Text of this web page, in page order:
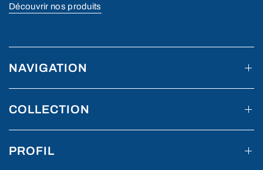
Découvrir nos produits
NAVIGATION
COLLECTION
PROFIL